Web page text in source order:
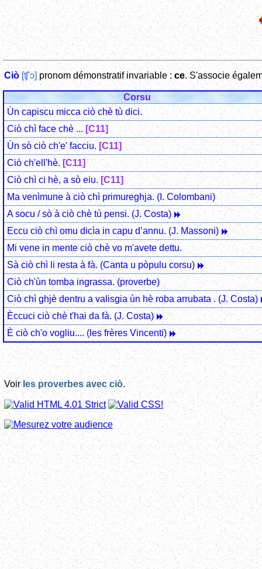
Ciò [ʧ'ɔ]pronom démonstratif invariable : ce. S'associe
Corsu
Ùn capiscu micca ciò chè tù dici.
Ciò chì face chè ... [C11]
Ùn sò ciò ch'e' facciu.[C11]
Ciò ch'ell'hè.[C11]
Ciò chì ci hè, a sò eiu.[C11]
Ma venìmune à ciò chì primureghja. (I. Colombani)
A socu / sò à ciò chè tù pensi. (J. Costa)
Eccu ciò chì omu dicìa in capu d’annu. (J. Massoni)
Mi vene in mente ciò chè vo m'avete dettu.
Sà ciò chì li resta à fà. (Canta u pòpulu corsu)
Ciò ch'ùn tomba ingrassa. (proverbe)
Ciò chì ghjè dentru a valisgia ùn hè roba arrubata . (J. Costa)
Èccuci ciò chè t'hai da fà. (J. Costa)
È ciò ch'o vogliu.... (les frères Vincenti)
Voir les proverbes avec ciò.